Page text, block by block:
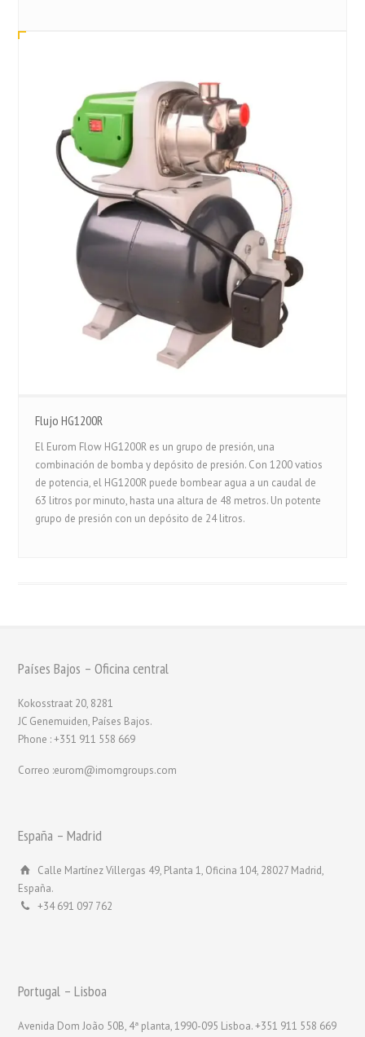
Flujo HG1200R
El Eurom Flow HG1200R es un grupo de presión, una
combinación de bomba y depósito de presión. Con 1200 vatios
de potencia, el HG1200R puede bombear agua a un caudal de
63 litros por minuto, hasta una altura de 48 metros. Un potente
grupo de presión con un depósito de 24 litros.
Países Bajos – Oficina central
Kokosstraat 20, 8281
JC Genemuiden, Países Bajos.
Phone : +351 911 558 669
Correo :eurom@imomgroups.com
España – Madrid
Calle Martínez Villergas 49, Planta 1, Oficina 104, 28027 Madrid,
España.
+34 691 097 762
Portugal – Lisboa
Avenida Dom João 50B, 4ª planta, 1990-095 Lisboa. +351 911 558 669